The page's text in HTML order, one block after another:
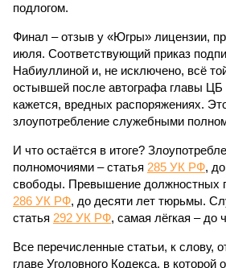
подлогом.
Финал – отзыв у «Югры» лицензии,
июля. Соответствующий приказ
Набиуллиной и, не исключено, всё
остывшей после автографа главы ЦБ
кажется, вредных распоряжениях.
злоупотребление служебными
И что остаётся в итоге?
полномочиями – статья 285 УК РФ,
свободы. Превышение должностных
286 УК РФ, до десяти лет тюрьмы.
статья 292 УК РФ, самая лёгкая – до
Все перечисленные статьи, к слову,
главе Уголовного Кодекса, в которой